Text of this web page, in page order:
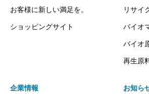
お客様に新しい満足を。
ショッピングサイト
リサイ
バイオ
バイオ
再生原
企業情報 お知ら